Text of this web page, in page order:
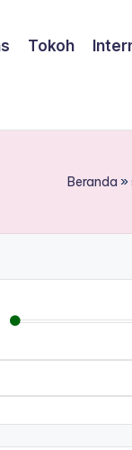
Tokoh
Beranda »